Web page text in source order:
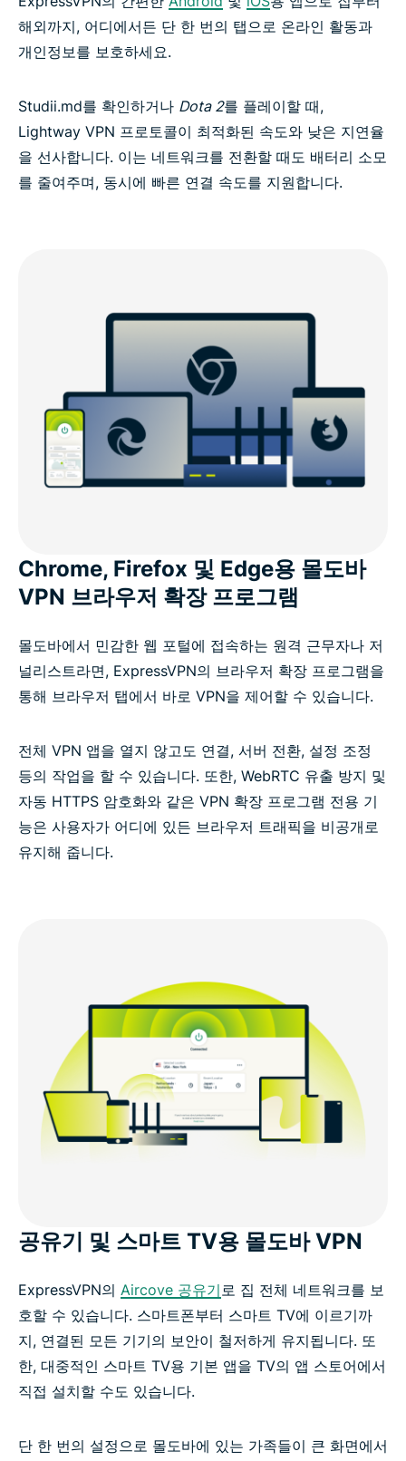
해외까지, 어디에서든 단 한 번의 탭으로 온라인 활동과
개인정보를 보호하세요.
Studii.md를 확인하거나 Dota 2를 플레이할 때,
Lightway VPN 프로토콜이 최적화된 속도와 낮은 지연율
을 선사합니다. 이는 네트워크를 전환할 때도 배터리 소모
를 줄여주며, 동시에 빠른 연결 속도를 지원합니다.
Chrome, Firefox 및 Edge용 몰도바
VPN 브라우저 확장 프로그램
몰도바에서 민감한 웹 포털에 접속하는 원격 근무자나 저
널리스트라면, ExpressVPN의 브라우저 확장 프로그램을
통해 브라우저 탭에서 바로 VPN을 제어할 수 있습니다.
전체 VPN 앱을 열지 않고도 연결, 서버 전환, 설정 조정
등의 작업을 할 수 있습니다. 또한, WebRTC 유출 방지 및
자동 HTTPS 암호화와 같은 VPN 확장 프로그램 전용 기
능은 사용자가 어디에 있든 브라우저 트래픽을 비공개로
유지해 줍니다.
공유기 및 스마트 TV용 몰도바 VPN
ExpressVPN의 Aircove 공유기로 집 전체 네트워크를 보
호할 수 있습니다. 스마트폰부터 스마트 TV에 이르기까
지, 연결된 모든 기기의 보안이 철저하게 유지됩니다. 또
한, 대중적인 스마트 TV용 기본 앱을 TV의 앱 스토어에서
직접 설치할 수도 있습니다.
단 한 번의 설정으로 몰도바에 있는 가족들이 큰 화면에서